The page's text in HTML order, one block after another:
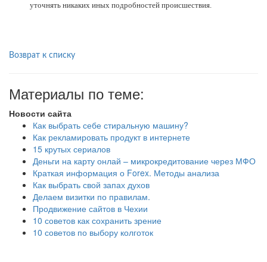
уточнять никаких иных подробностей происшествия.
Возврат к списку
Материалы по теме:
Новости сайта
Как выбрать себе стиральную машину?
Как рекламировать продукт в интернете
15 крутых сериалов
Деньги на карту онлай – микрокредитование через МФО
Краткая информация о Forex. Методы анализа
Как выбрать свой запах духов
Делаем визитки по правилам.
Продвижение сайтов в Чехии
10 советов как сохранить зрение
10 советов по выбору колготок